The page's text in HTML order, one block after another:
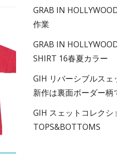
GRAB IN
作業
GRAB IN
SHIRT 16春夏カラー
GIH リバーシブルス
新作は裏面ボーダー柄
GIH スェットコレクシ
TOPS&BOTTOMS